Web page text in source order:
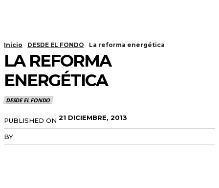
Inicio DESDE EL FONDO La reforma energética
LA REFORMA
ENERGÉTICA
DESDE EL FONDO
PUBLISHED ON 21 DICIEMBRE, 2013
BY